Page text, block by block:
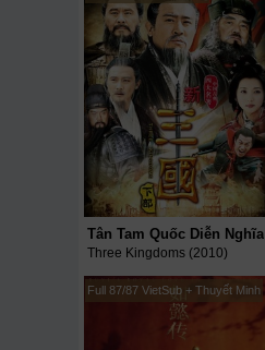
Tân Tam Quốc Diễn Nghĩa
Three Kingdoms (2010)
Full 87/87 VietSub + Thuyết Minh